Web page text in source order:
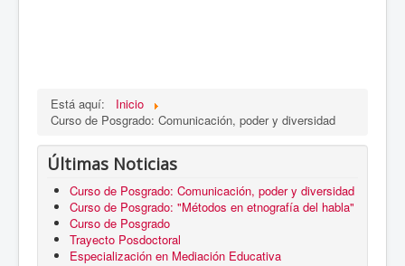
Está aquí:
Inicio
Curso de Posgrado: Comunicación, poder y diversidad
Últimas Noticias
Curso de Posgrado: Comunicación, poder y diversidad
Curso de Posgrado: "Métodos en etnografía del habla"
Curso de Posgrado
Trayecto Posdoctoral
Especialización en Mediación Educativa